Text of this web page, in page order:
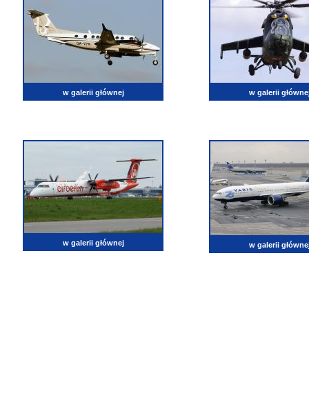
w galerii głównej w galerii
w galerii głównej w galerii